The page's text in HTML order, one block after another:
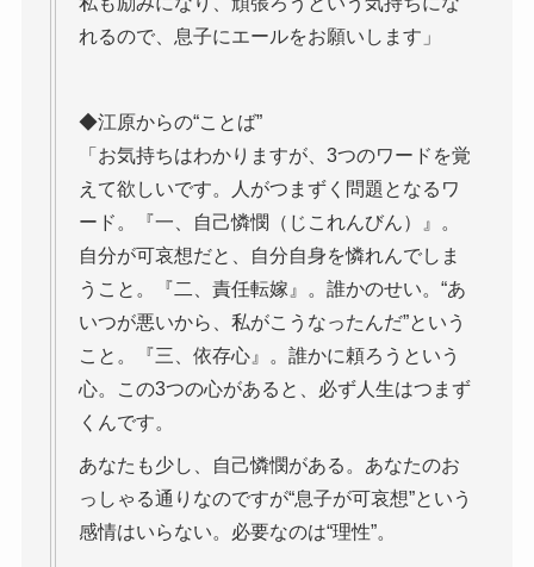
れるので、息子にエールをお願いします」
◆江原からの“ことば”
「お気持ちはわかりますが、3つのワードを覚
えて欲しいです。人がつまずく問題となるワ
ード。『一、自己憐憫（じこれんびん）』。
自分が可哀想だと、自分自身を憐れんでしま
うこと。『二、責任転嫁』。誰かのせい。“あ
いつが悪いから、私がこうなったんだ”という
こと。『三、依存心』。誰かに頼ろうという
心。この3つの心があると、必ず人生はつまず
くんです。
あなたも少し、自己憐憫がある。あなたのお
っしゃる通りなのですが“息子が可哀想”という
感情はいらない。必要なのは“理性”。